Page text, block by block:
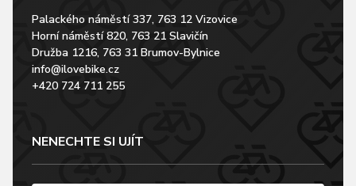
Palackého náměstí 337, 763 12 Vizovice
Horní náměstí 820, 763 21 Slavičín
Družba 1216, 763 31 Brumov-Bylnice
info@ilovebike.cz
+420 724 711 255
NENECHTE SI UJÍT